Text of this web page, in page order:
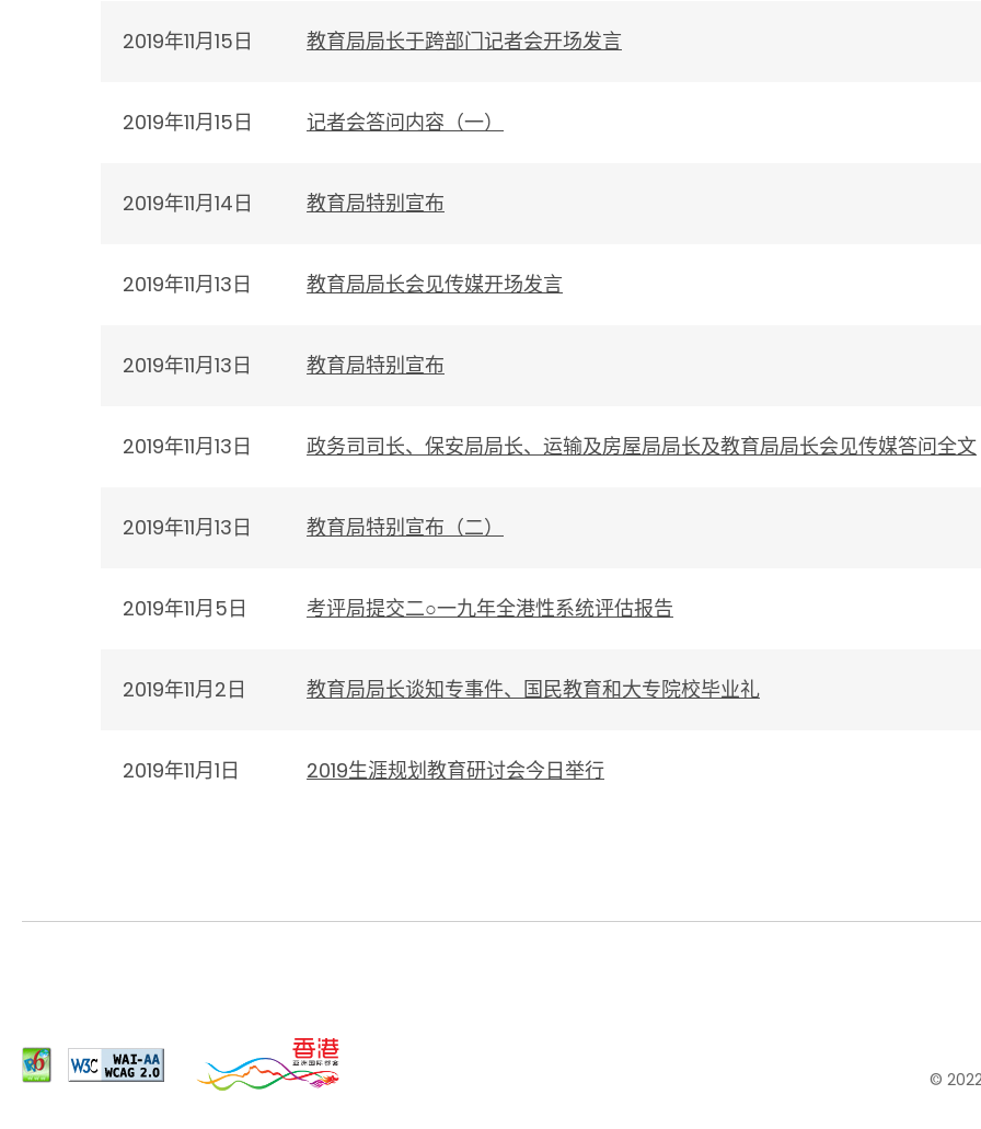
2019年11月15日 教育局局长于跨部门记者会开场发言
2019年11月15日 记者会答问内容（一）
2019年11月14日 教育局特别宣布
2019年11月13日 教育局局长会见传媒开场发言
2019年11月13日 教育局特别宣布
2019年11月13日 政务司司长、保安局局长、运输及房屋局局长及教育局局长会见传媒答问全文
2019年11月13日 教育局特别宣布（二）
2019年11月5日 考评局提交二○一九年全港性系统评估报告
2019年11月2日 教育局局长谈知专事件、国民教育和大专院校毕业礼
2019年11月1日 2019生涯规划教育研讨会今日举行
©